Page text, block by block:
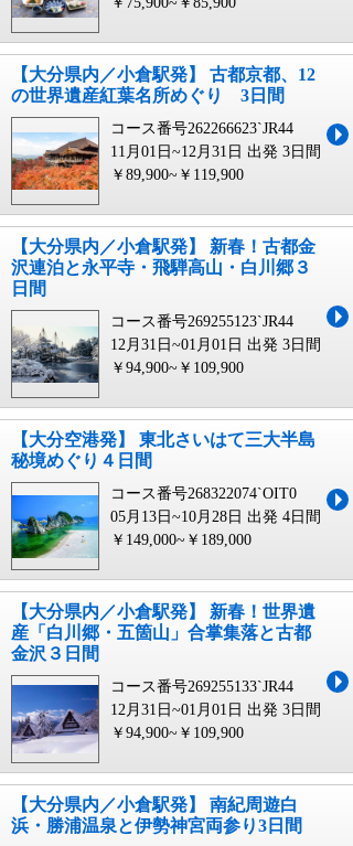
【大分県内／小倉駅発】 古都京都、12
の世界遺産紅葉名所めぐり 3日間
コース番号262266623`JR44
11月01日~12月31日 出発 3日間
￥89,900~￥119,900
【大分県内／小倉駅発】 新春！古都金
沢連泊と永平寺・飛騨高山・白川郷３
日間
コース番号269255123`JR44
12月31日~01月01日 出発 3日間
￥94,900~￥109,900
【大分空港発】 東北さいはて三大半島
秘境めぐり４日間
コース番号268322074`OIT0
05月13日~10月28日 出発 4日間
￥149,000~￥189,000
【大分県内／小倉駅発】 新春！世界遺
産「白川郷・五箇山」合掌集落と古都
金沢３日間
コース番号269255133`JR44
12月31日~01月01日 出発 3日間
￥94,900~￥109,900
【大分県内／小倉駅発】 南紀周遊白
浜・勝浦温泉と伊勢神宮両参り3日間